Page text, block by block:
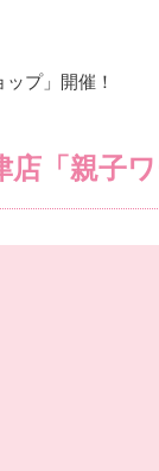
プ」開催！
店「親子